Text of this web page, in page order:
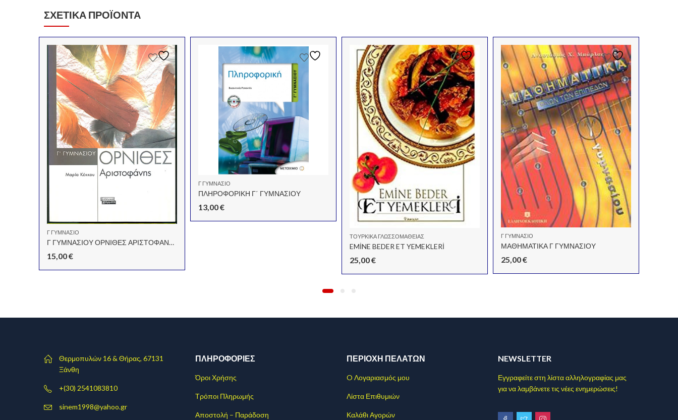
ΣΧΕΤΙΚΆ ΠΡΟΪΌΝΤΑ
Γ ΓΥΜΝΑΣΙΟ
Γ ΓΥΜΝΑΣΙΟΥ ΟΡΝΙΘΕΣ ΑΡΙΣΤΟΦΑΝΗ ΚΕΚΚΟΥ ΕΛΛΗΝΙΚΑ ΓΡΑΜΜΑΤΑ
15,00€
Γ ΓΥΜΝΑΣΙΟ
ΠΛΗΡΟΦΟΡΙΚΗ Γ΄ ΓΥΜΝΑΣΙΟΥ
13,00€
ΤΟΥΡΚΙΚΆ ΓΛΩΣΣΟΜΆΘΕΙΑΣ
EMİNE BEDER ET YEMEKLERİ
25,00€
Γ ΓΥΜΝΑΣΙΟ
ΜΑΘΗΜΑΤΙΚΑ Γ ΓΥΜΝΑΣΙΟΥ
25,00€
Θερμοπυλών 16 & Θήρας, 67131
Ξάνθη
+(30) 2541083810
sinem1998@yahoo.gr
ΠΛΗΡΟΦΟΡΊΕΣ
Όροι Χρήσης
Τρόποι Πληρωμής
Αποστολή – Παράδοση
ΠΕΡΙΟΧΗ ΠΕΛΑΤΩΝ
O Λογαριασμός μου
Λίστα Επιθυμιών
Καλάθι Αγορών
NEWSLETTER
Εγγραφείτε στη λίστα αλληλογραφίας μας
για να λαμβάνετε τις νέες ενημερώσεις!